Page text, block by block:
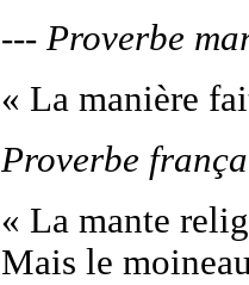
--- Proverbe
« La manière
Proverbe
« La mante
Mais le